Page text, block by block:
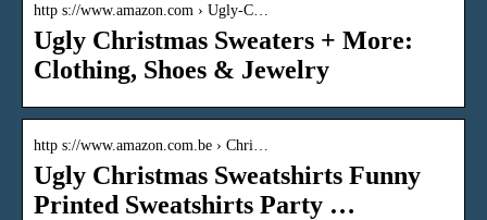
http s://www.amazon.com › Ugly-C…
Ugly Christmas Sweaters + More:
Clothing, Shoes & Jewelry
http s://www.amazon.com.be › Chri…
Ugly Christmas Sweatshirts Funny
Printed Sweatshirts Party …